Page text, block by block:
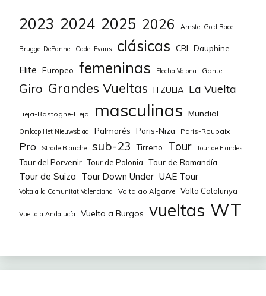
2023 2024 2025 2026 Amstel Gold Race
Brugge-DePanne Cadel Evans clásicas CRI Dauphine
Elite Europeo femeninas Flecha Valona Gante
Giro Grandes Vueltas ITZULIA La Vuelta
Lieja-Bastogne-Lieja masculinas Mundial
Omloop Het Nieuwsblad Palmarés Paris-Niza Paris-Roubaix
Pro Strade Bianche sub-23 Tirreno Tour Tour de Flandes
Tour del Porvenir Tour de Polonia Tour de Romandía
Tour de Suiza Tour Down Under UAE Tour
Volta a la Comunitat Valenciana Volta ao Algarve Volta Catalunya
Vuelta a Andalucía Vuelta a Burgos vueltas WT